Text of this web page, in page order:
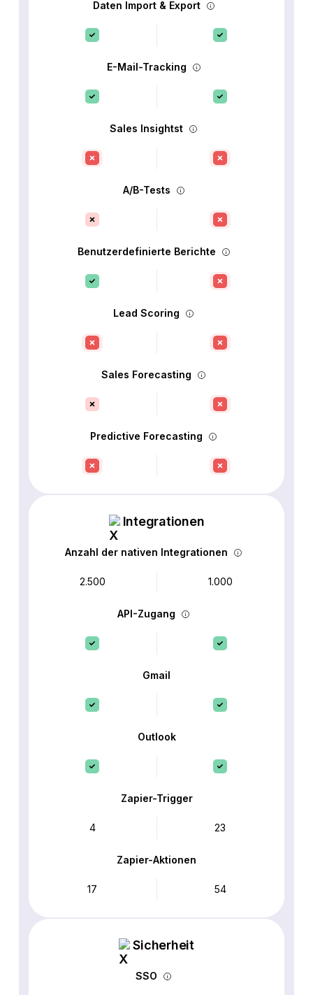
Daten Import & Export
E-Mail-Tracking
Sales Insightst
A/B-Tests
Benutzerdefinierte Berichte
Lead Scoring
Sales Forecasting
Predictive Forecasting
Integrationen
Anzahl der nativen Integrationen
2.500 1.000
API-Zugang
Gmail
Outlook
Zapier-Trigger
4 23
Zapier-Aktionen
17 54
Sicherheit
SSO